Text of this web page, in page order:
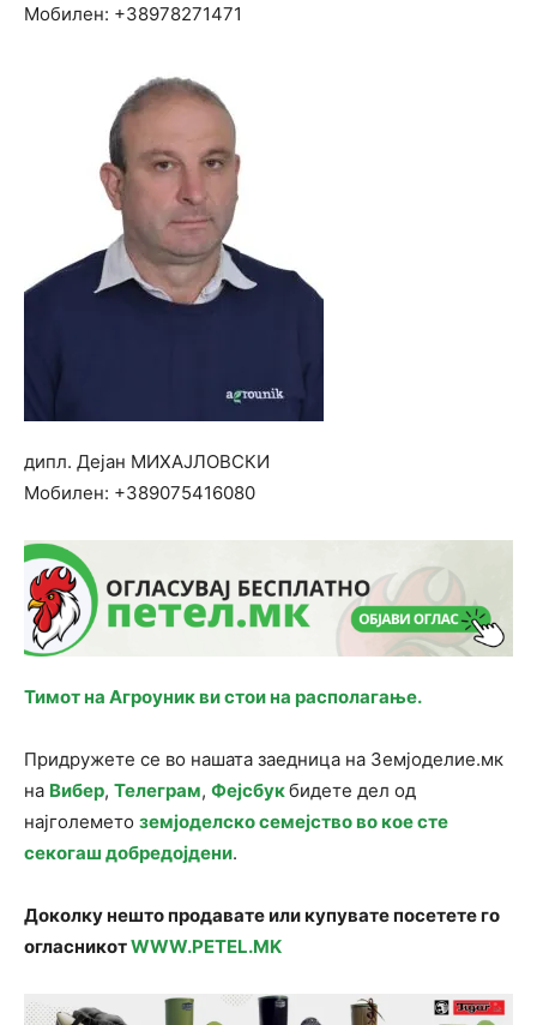
Мобилен: +38978271471
дипл. Дејан МИХАЈЛОВСКИ
Мобилен: +389075416080
Тимот на Агроуник ви стои на располагање.
Придружете се во нашата заедница на Земјоделие.мк
на Вибер, Телеграм, Фејсбукбидете дел од
најголемето земјоделско семејство во кое сте
секогаш добредојдени.
Доколку нешто продавате или купувате посетете го
огласникотWWW.PETEL.MK